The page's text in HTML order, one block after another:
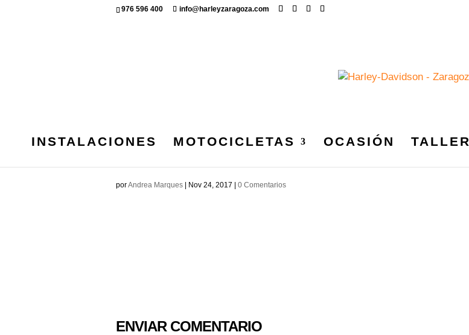
976 596 400 info@harleyzaragoza.com
INSTALACIONES MOTOCICLETAS OCASIÓN TALLER
porAndrea Marques Nov 24, 2017 0 Comentarios
ENVIAR COMENTARIO